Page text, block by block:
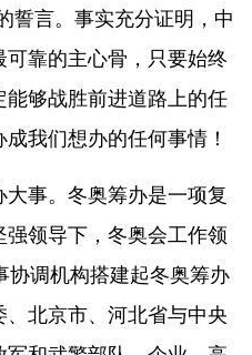
誓言。事实充分证明，中
靠的主心骨，只要始终
够战胜前进道路上的任
我们想办的任何事情！
事。冬奥筹办是一项复
领导下，冬奥会工作领
调机构搭建起冬奥筹办
北京市、河北省与中央